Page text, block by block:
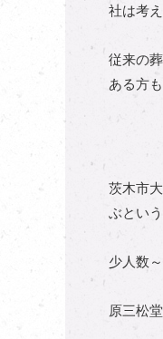
社は考
従来の
ある方
茨木市
ぶとい
少人数
原三松